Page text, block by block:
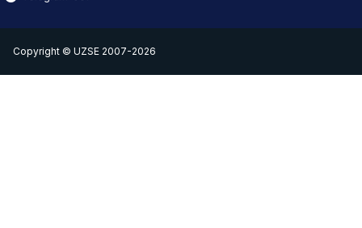
Copyright © UZSE 2007-2026